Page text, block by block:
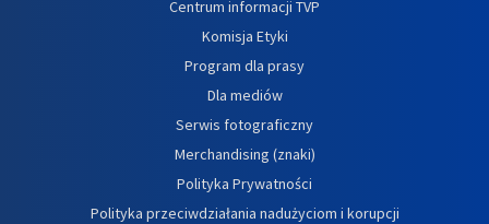
Centrum informacji TVP
Komisja Etyki
Program dla prasy
Dla mediów
Serwis fotograficzny
Merchandising (znaki)
Polityka Prywatności
Polityka przeciwdziałania nadużyciom i korupcji